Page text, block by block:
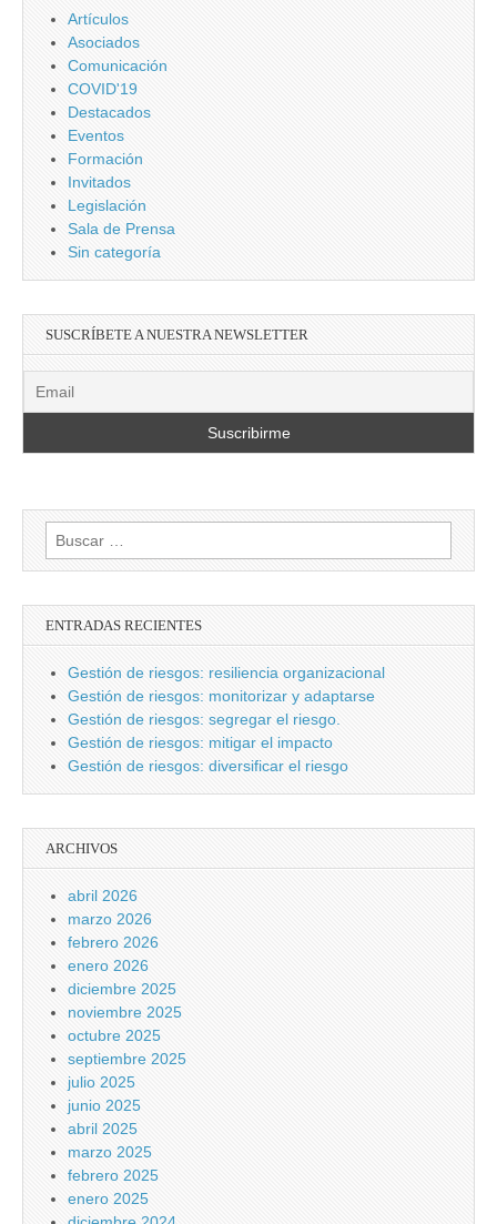
Artículos
Asociados
Comunicación
COVID'19
Destacados
Eventos
Formación
Invitados
Legislación
Sala de Prensa
Sin categoría
SUSCRÍBETE A NUESTRA NEWSLETTER
Buscar:
ENTRADAS RECIENTES
Gestión de riesgos: resiliencia organizacional
Gestión de riesgos: monitorizar y adaptarse
Gestión de riesgos: segregar el riesgo.
Gestión de riesgos: mitigar el impacto
Gestión de riesgos: diversificar el riesgo
ARCHIVOS
abril 2026
marzo 2026
febrero 2026
enero 2026
diciembre 2025
noviembre 2025
octubre 2025
septiembre 2025
julio 2025
junio 2025
abril 2025
marzo 2025
febrero 2025
enero 2025